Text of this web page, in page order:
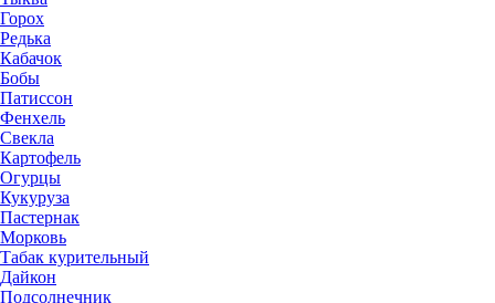
Горох
Редька
Кабачок
Бобы
Патиссон
Фенхель
Свекла
Картофель
Огурцы
Кукуруза
Пастернак
Морковь
Табак курительный
Дайкон
Подсолнечник